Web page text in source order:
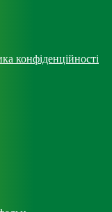
конфіденційності